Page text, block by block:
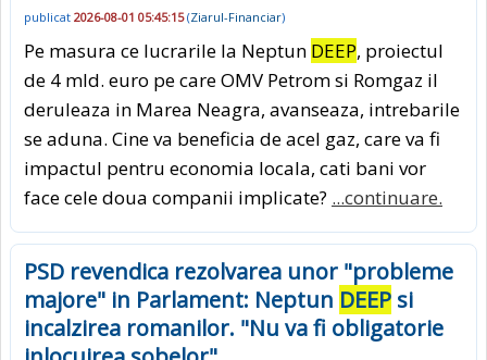
publicat 2026-08-01 05:45:15(Ziarul-Financiar)
Pe masura ce lucrarile la Neptun DEEP, proiectul
de 4 mld. euro pe care OMV Petrom si Romgaz il
deruleaza in Marea Neagra, avanseaza, intrebarile
se aduna. Cine va beneficia de acel gaz, care va fi
impactul pentru economia locala, cati bani vor
face cele doua companii implicate? ...continuare.
PSD revendica rezolvarea unor "probleme
majore" in Parlament: Neptun DEEP si
incalzirea romanilor. "Nu va fi obligatorie